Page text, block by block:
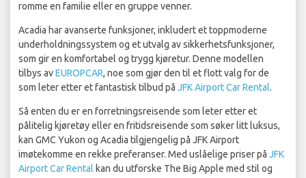
romme en familie eller en gruppe venner.
Acadia har avanserte funksjoner, inkludert et toppmoderne
underholdningssystem og et utvalg av sikkerhetsfunksjoner,
som gir en komfortabel og trygg kjøretur. Denne modellen
tilbys avEUROPCAR, noe som gjør den til et flott valg for de
som leter etter et fantastisk tilbud på JFK Airport Car Rental.
Så enten du er en forretningsreisende som leter etter et
pålitelig kjøretøy eller en fritidsreisende som søker litt luksus,
kan GMC Yukon og Acadia tilgjengelig på JFK Airport
imøtekomme en rekke preferanser. Med uslåelige priser på JFK
Airport Car Rental kan du utforske The Big Apple med stil og